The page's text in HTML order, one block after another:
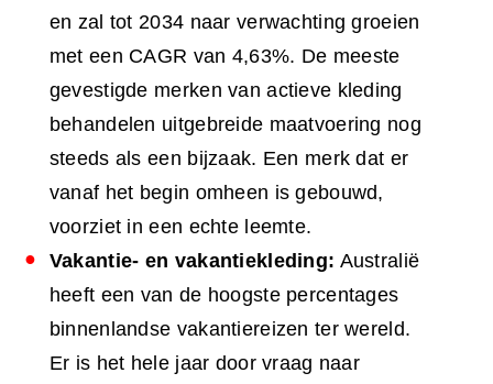
en zal tot 2034 naar verwachting groeien
met een CAGR van 4,63%. De meeste
gevestigde merken van actieve kleding
behandelen uitgebreide maatvoering nog
steeds als een bijzaak. Een merk dat er
vanaf het begin omheen is gebouwd,
voorziet in een echte leemte.
Vakantie- en vakantiekleding: Australië
heeft een van de hoogste percentages
binnenlandse vakantiereizen ter wereld.
Er is het hele jaar door vraag naar